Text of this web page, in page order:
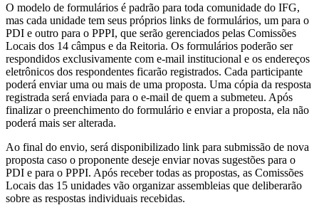
O modelo de formulários é padrão para toda comunidade do IFG,
mas cada unidade tem seus próprios links de formulários, um para o
PDI e outro para o PPPI, que serão gerenciados pelas Comissões
Locais dos 14 câmpus e da Reitoria. Os formulários poderão ser
respondidos exclusivamente com e-mail institucional e os endereços
eletrônicos dos respondentes ficarão registrados. Cada participante
poderá enviar uma ou mais de uma proposta. Uma cópia da resposta
registrada será enviada para o e-mail de quem a submeteu. Após
finalizar o preenchimento do formulário e enviar a proposta, ela não
poderá mais ser alterada.
Ao final do envio, será disponibilizado link para submissão de nova
proposta caso o proponente deseje enviar novas sugestões para o
PDI e para o PPPI. Após receber todas as propostas, as Comissões
Locais das 15 unidades vão organizar assembleias que deliberarão
sobre as respostas individuais recebidas.